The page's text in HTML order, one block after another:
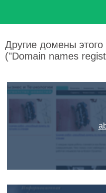
Другие домены этого
("Domain names